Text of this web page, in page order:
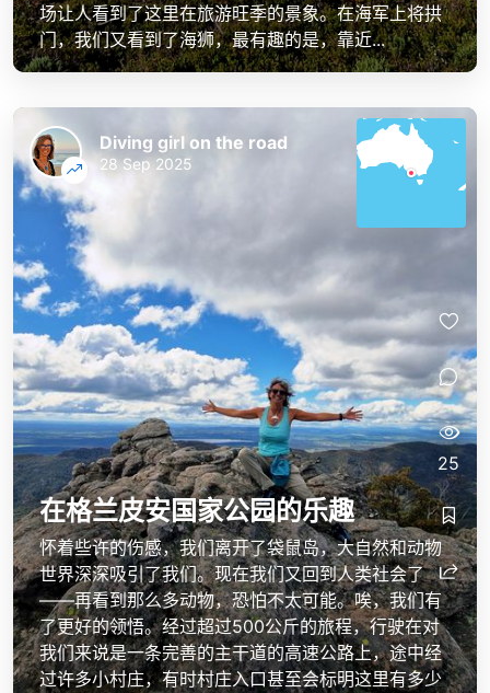
场让人看到了这里在旅游旺季的景象。在海军上将拱
门，我们又看到了海狮，最有趣的是，靠近...
在格兰皮安国家公园的乐趣
怀着些许的伤感，我们离开了袋鼠岛，大自然和动物
世界深深吸引了我们。现在我们又回到人类社会了
——再看到那么多动物，恐怕不太可能。唉，我们有
了更好的领悟。经过超过500公斤的旅程，行驶在对
我们来说是一条完善的主干道的高速公路上，途中经
过许多小村庄，有时村庄入口甚至会标明这里有多少
Diving girl on the road
28 Sep 2025
25